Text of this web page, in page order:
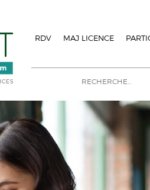
RDV MAJ LICENCE